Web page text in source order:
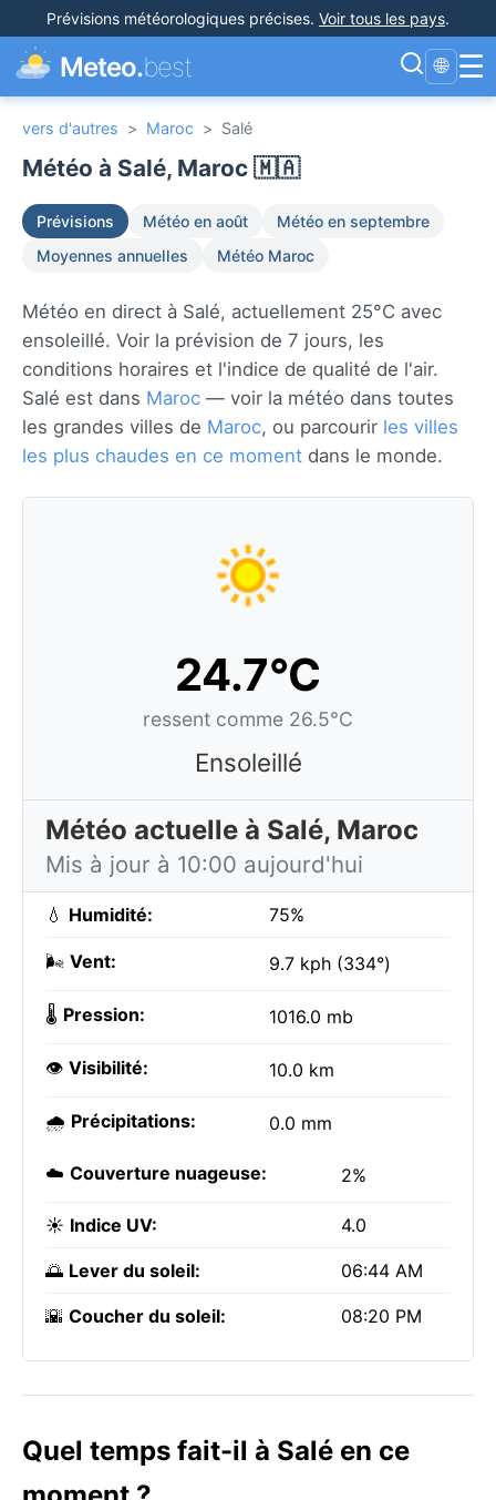
Prévisions météorologiques précises. Voir tous les pays.
Meteo.best 🌐 ☰
vers d'autres > Maroc > Salé
Météo à Salé, Maroc 🇲🇦
Prévisions Météo en août
Météo en septembre
Moyennes annuelles
Météo Maroc
Météo en direct à Salé, actuellement 25°C avec
ensoleillé. Voir la prévision de 7 jours, les
conditions horaires et l'indice de qualité de l'air.
Salé est dans Maroc — voir la météo dans toutes
les grandes villes de Maroc, ou parcourir les villes
les plus chaudes en ce moment dans le monde.
24.7°C
ressent comme 26.5°C
Ensoleillé
Météo actuelle à Salé, Maroc
Mis à jour à 10:00 aujourd'hui
💧 Humidité: 75%
🌬️ Vent: 9.7 kph (334°)
🌡️ Pression: 1016.0 mb
👁️ Visibilité: 10.0 km
🌧️ Précipitations: 0.0 mm
☁️ Couverture nuageuse: 2%
☀️ Indice UV: 4.0
🌅 Lever du soleil: 06:44 AM
🌇 Coucher du soleil: 08:20 PM
Quel temps fait-il à Salé en ce